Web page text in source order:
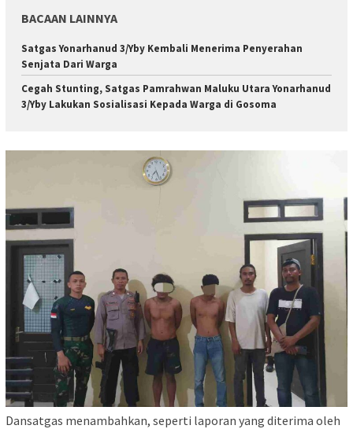
BACAAN LAINNYA
Satgas Yonarhanud 3/Yby Kembali Menerima Penyerahan
Senjata Dari Warga
Cegah Stunting, Satgas Pamrahwan Maluku Utara Yonarhanud
3/Yby Lakukan Sosialisasi Kepada Warga di Gosoma
Dansatgas menambahkan, seperti laporan yang diterima oleh